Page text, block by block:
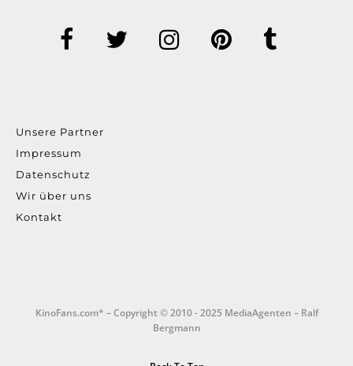
Unsere Partner
Impressum
Datenschutz
Wir über uns
Kontakt
KinoFans.com* – Copyright © 2010 - 2025 MediaAgenten – Ralf
Bergmann